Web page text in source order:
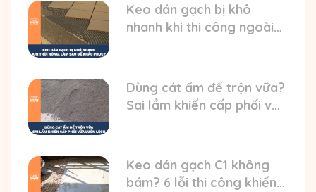
Keo dán gạch bị khô
nhanh khi thi công ngoài
Dùng cát ẩm để trộn vữa?
Sai lầm khiến cấp phối vữa
Keo dán gạch C1 không
bám? 6 lỗi thi công khiến